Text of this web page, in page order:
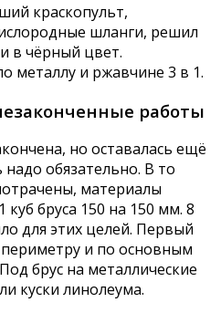
краскопульт,
шланги, решил
в чёрный цвет.
металлу и ржавчине 3 в 1.
работы
но оставалась ещё
обязательно. В то
материалы
куб бруса 150 на 150 мм. 8
для этих целей. Первый
и по основным
брус на металлические
куски линолеума.